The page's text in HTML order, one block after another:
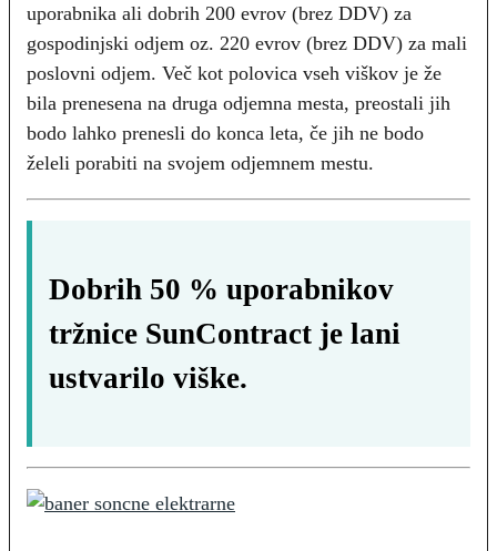
uporabnika ali dobrih 200 evrov (brez DDV) za
gospodinjski odjem oz. 220 evrov (brez DDV) za mali
poslovni odjem. Več kot polovica vseh viškov je že
bila prenesena na druga odjemna mesta, preostali jih
bodo lahko prenesli do konca leta, če jih ne bodo
želeli porabiti na svojem odjemnem mestu.
Dobrih 50 % uporabnikov
tržnice SunContract je lani
ustvarilo viške.